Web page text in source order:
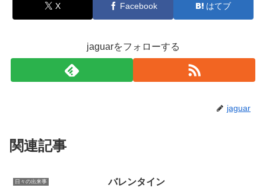
X Facebook はてブ
jaguarをフォローする
jaguar
関連記事
日々の出来事 バレンタイン